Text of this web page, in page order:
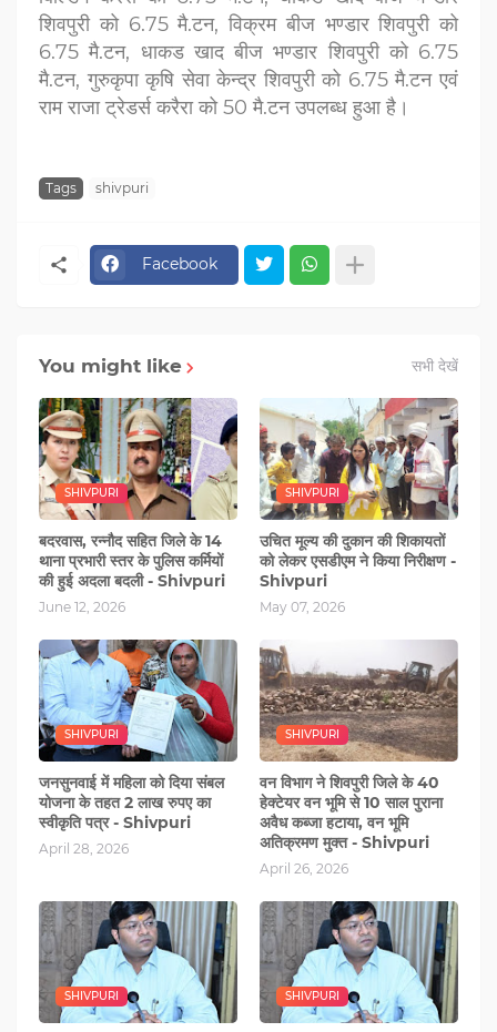
शिवपुरी को 6.75 मै.टन, विक्रम बीज भण्डार शिवपुरी को
6.75 मै.टन, धाकड खाद बीज भण्डार शिवपुरी को 6.75
मै.टन, गुरुकृपा कृषि सेवा केन्द्र शिवपुरी को 6.75 मै.टन एवं
राम राजा ट्रेडर्स करैरा को 50 मै.टन उपलब्ध हुआ है।
Tags shivpuri
Facebook
You might like सभी देखें
SHIVPURI
बदरवास, रन्‍नौद सहित जिले के 14
थाना प्रभारी स्‍तर के पुलिस कर्मियों
की हुई अदला बदली - Shivpuri
June 12, 2026
SHIVPURI
उचित मूल्य की दुकान की शिकायतों
को लेकर एसडीएम ने किया निरीक्षण -
Shivpuri
May 07, 2026
SHIVPURI
जनसुनवाई में महिला को दिया संबल
योजना के तहत 2 लाख रुपए का
स्वीकृति पत्र - Shivpuri
April 28, 2026
SHIVPURI
वन विभाग ने शिवपुरी जिले के 40
हेक्टेयर वन भूमि से 10 साल पुराना
अवैध कब्जा हटाया, वन भूमि
अतिक्रमण मुक्त - Shivpuri
April 26, 2026
SHIVPURI SHIVPURI